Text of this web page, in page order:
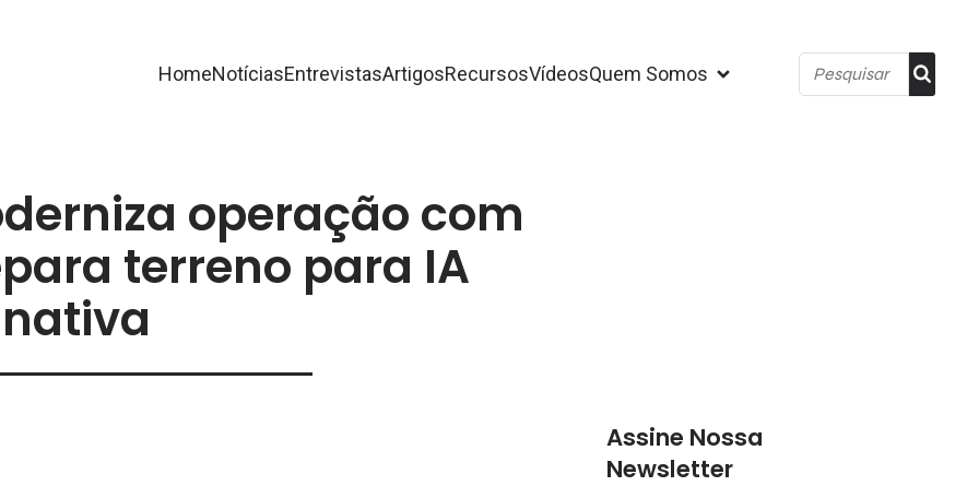
HomeNotíciasEntrevistasArtigosRecursosVídeosQuem Somos
operação com
terreno para IA
nativa
Assine Nossa
Newsletter